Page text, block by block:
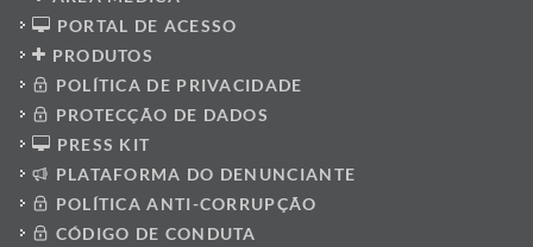
PORTAL DE ACESSO
PRODUTOS
POLÍTICA DE PRIVACIDADE
PROTECÇÃO DE DADOS
PRESS KIT
PLATAFORMA DO DENUNCIANTE
POLÍTICA ANTI-CORRUPÇÃO
CÓDIGO DE CONDUTA